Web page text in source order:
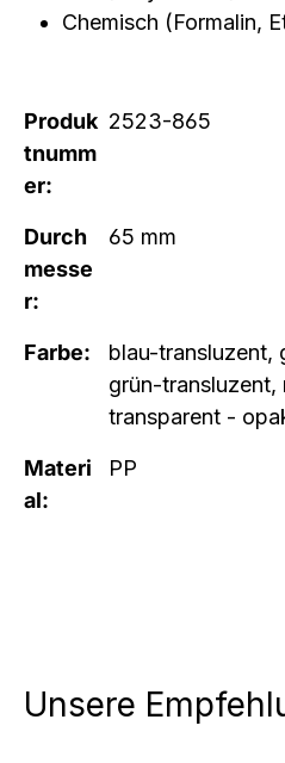
Chemisch (Formalin,
Produk
tnumm
er:
2523-865
Durch
messe
r:
65 mm
Farbe:
blau-transluzent,
grün-
transparent -
Materi
al:
PP
Produktgalerie
Unsere